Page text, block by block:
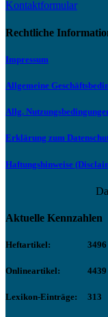
Kontaktformular
Rechtliche
Impressum
Allgemeine
Allg.
Erklärung zum
Haftungshinweise
Aktuelle Kennzahlen
Heftartikel: 3496
Onlineartikel: 4439
Lexikon-Einträge: 313